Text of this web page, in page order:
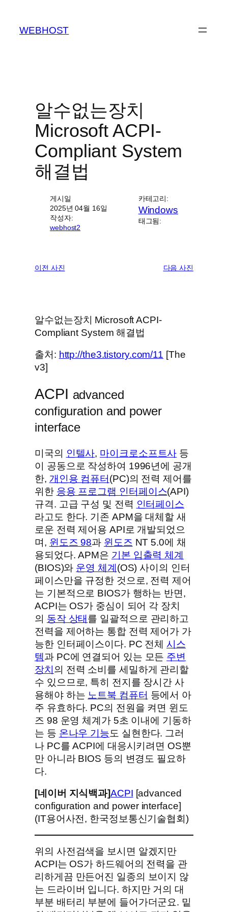
WEBHOST
알수없는장치
Microsoft ACPI-
Compliant System
해결법
게시일
2025년 04월 16일
작성자:
webhost2
카테고리:
Windows
태그됨:
이전 사진 다음 사진
알수없는장치 Microsoft ACPI-
Compliant System 해결법
출처: http://the3.tistory.com/11 [The
v3]
ACPI advanced
configuration and power
interface
미국의 인텔사, 마이크로소프트사 등
이 공동으로 작성하여 1996년에 공개
한, 개인용 컴퓨터(PC)의 전력 제어를
위한 응용 프로그램 인터페이스(API)
규격. 고급 구성 및 전력 인터페이스
라고도 한다. 기존 APM을 대체할 새
로운 전력 제어용 API로 개발되었으
며, 윈도즈 98과 윈도즈 NT 5.0에 채
용되었다. APM은 기본 입출력 체계
(BIOS)와 운영 체계(OS) 사이의 인터
페이스만을 규정한 것으로, 전력 제어
는 기본적으로 BIOS가 행하는 반면,
ACPI는 OS가 중심이 되어 각 장치
의 동작 상태를 일괄적으로 관리하고
전력을 제어하는 통합 전력 제어가 가
능한 인터페이스이다. PC 전체시스
템과 PC에 연결되어 있는 모든 주변
장치의 전력 소비를 세밀하게 관리할
수 있으므로, 특히 전지를 장시간 사
용해야 하는 노트북 컴퓨터 등에서 아
주 유효하다. PC의 전원을 켜면 윈도
즈 98 운영 체계가 5초 이내에 기동하
는 등 온나우 기능도 실현한다. 그러
나 PC를 ACPI에 대응시키려면 OS뿐
만 아니라 BIOS 등의 변경도 필요하
다.
[네이버 지식백과]ACPI [advanced
configuration and power interface]
(IT용어사전, 한국정보통신기술협회)
위의 사전검색을 보시면 알겠지만
ACPI는 OS가 하드웨어의 전력을 관
리하게끔 만든어진 일종의 보이지 않
는 드라이버 입니다. 하지만 거의 대
부분 배터리 부분에 들어가더군요. 밑